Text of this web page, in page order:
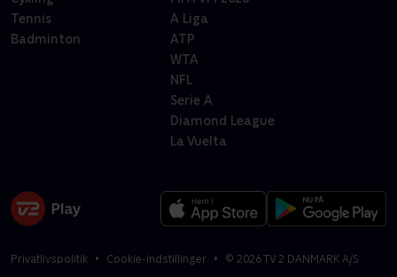
Tennis
Badminton
A Liga
ATP
WTA
NFL
Serie A
Diamond League
La Vuelta
Privatlivspolitik Cookie-indstillinger © 2026TV 2 DANMARK A/S